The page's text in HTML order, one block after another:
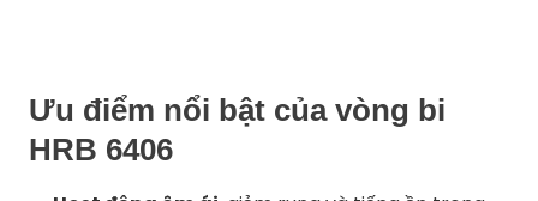
Ưu điểm nổi bật của vòng bi
HRB 6406